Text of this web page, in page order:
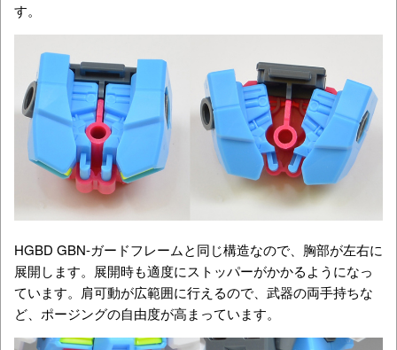
す。
HGBD GBN-ガードフレームと同じ構造なので、胸部が左右に
展開します。展開時も適度にストッパーがかかるようになっ
ています。肩可動が広範囲に行えるので、武器の両手持ちな
ど、ポージングの自由度が高まっています。